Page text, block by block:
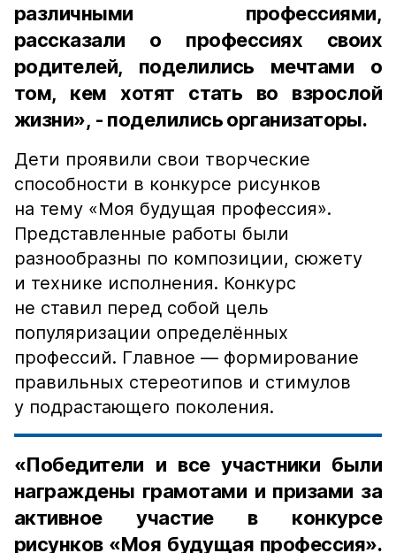
различными профессиями,
рассказали о профессиях своих
родителей, поделились мечтами о
том, кем хотят стать во взрослой
жизни», - поделились организаторы.
Дети проявили свои творческие
способности в конкурсе рисунков
на тему «Моя будущая профессия».
Представленные работы были
разнообразны по композиции, сюжету
и технике исполнения. Конкурс
не ставил перед собой цель
популяризации определённых
профессий. Главное — формирование
правильных стереотипов и стимулов
у подрастающего поколения.
«Победители и все участники были
награждены грамотами и призами за
активное участие в конкурсе
рисунков «Моя будущая профессия».